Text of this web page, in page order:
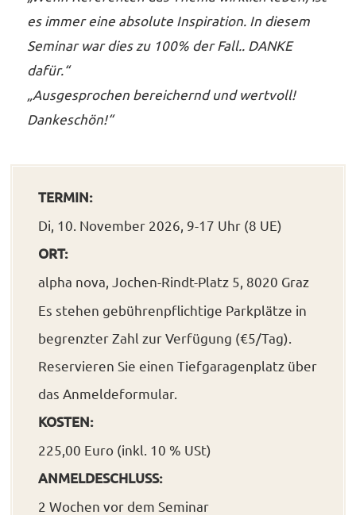
es immer eine absolute Inspiration. In diesem
Seminar war dies zu 100% der Fall.. DANKE
dafür.“
„Ausgesprochen bereichernd und wertvoll!
Dankeschön!“
TERMIN:
Di, 10. November 2026, 9-17 Uhr (8 UE)
ORT:
alpha nova, Jochen-Rindt-Platz 5, 8020 Graz
Es stehen gebührenpflichtige Parkplätze in
begrenzter Zahl zur Verfügung (€5/Tag).
Reservieren Sie einen Tiefgaragenplatz über
das Anmeldeformular.
KOSTEN:
225,00 Euro (inkl. 10 % USt)
ANMELDESCHLUSS:
2 Wochen vor dem Seminar